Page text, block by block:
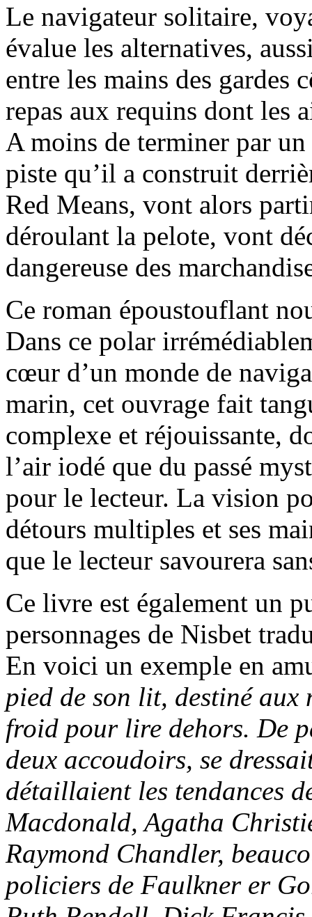
Le navigateur solitaire,
évalue les alternatives,
entre les mains des gardes
repas aux requins dont les
A moins de terminer par
piste qu’il a construit
Red Means, vont alors
déroulant la pelote, vont
dangereuse des
Ce roman époustouflant
Dans ce polar
cœur d’un monde de
marin, cet ouvrage fait
complexe et réjouissante,
l’air iodé que du passé
pour le lecteur. La vision
détours multiples et ses
que le lecteur savourera
Ce livre est également un
personnages de Nisbet
En voici un exemple en
pied de son lit, destiné
froid pour lire dehors. De
deux accoudoirs, se
détaillaient les tendances
Macdonald, Agatha
Raymond Chandler,
policiers de Faulkner er